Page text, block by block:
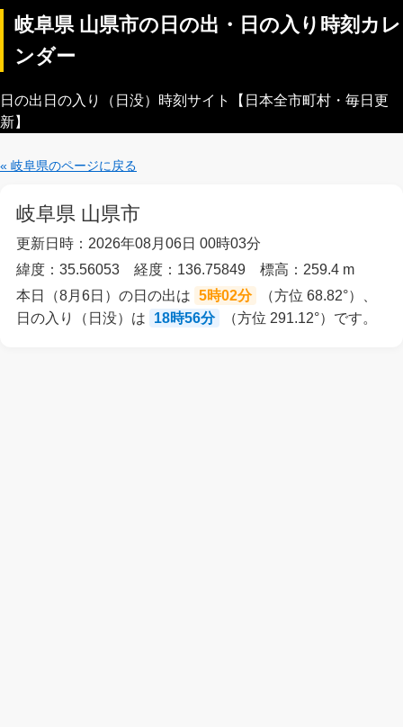
岐阜県 山県市の日の出・日の入り時刻カレ
ンダー
日の出日の入り（日没）時刻サイト【日本全市町村・毎日更
新】
« 岐阜県のページに戻る
岐阜県 山県市
更新日時：2026年08月06日 00時03分
緯度：35.56053 経度：136.75849 標高：259.4 m
本日（8月6日）の日の出は 5時02分
（方位 68.82°）、
日の入り（日没）は
18時56分 （方位 291.12°）です。